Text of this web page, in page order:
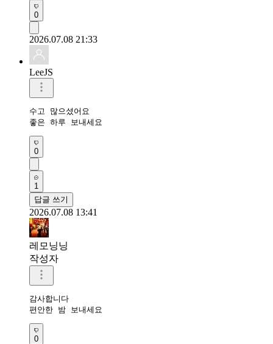
0
2026.07.08 21:33
LeeJS
수고 많으셨어요
좋은 하루 보내세요
0
1
답글 쓰기
2026.07.08 13:41
레모닝닝
작성자
감사합니다
편안한 밤 보내세요
0